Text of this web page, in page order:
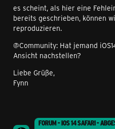
es scheint, als hier eine
bereits geschrieben, können
reproduzieren.
@Community: Hat jemand
Ansicht nachstellen?
Liebe Grüße,
Fynn
FORUM - IOS 14 SAFARI -